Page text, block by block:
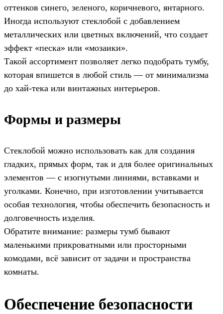
оттенков синего, зеленого, коричневого, янтарного.
Иногда используют стеклобой с добавлением
металлических или цветных включений, что создает
эффект «песка» или «мозаики».
Такой ассортимент позволяет легко подобрать тумбу,
которая впишется в любой стиль — от минимализма
до хай-тека или винтажных интерьеров.
Формы и размеры
Стеклобой можно использовать как для создания
гладких, прямых форм, так и для более оригинальных
элементов — с изогнутыми линиями, вставками и
уголками. Конечно, при изготовлении учитывается
особая технология, чтобы обеспечить безопасность и
долговечность изделия.
Обратите внимание: размеры тумб бывают
маленькими прикроватными или просторными
комодами, всё зависит от задачи и пространства
комнаты.
Обеспечение безопасности